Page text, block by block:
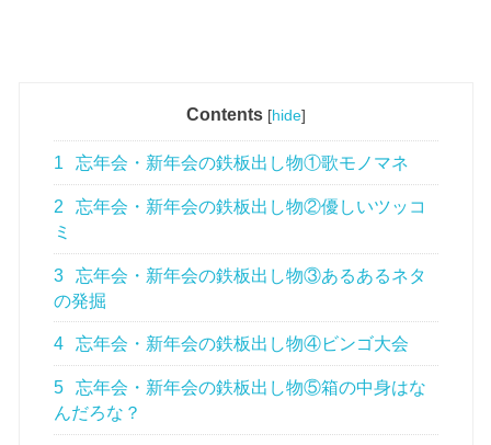
Contents [hide]
1 忘年会・新年会の鉄板出し物①歌モノマネ
2
忘年会・新年会の鉄板出し物②優しいツッコ
ミ
3
忘年会・新年会の鉄板出し物③あるあるネタ
の発掘
4 忘年会・新年会の鉄板出し物④ビンゴ大会
5
忘年会・新年会の鉄板出し物⑤箱の中身はな
んだろな？